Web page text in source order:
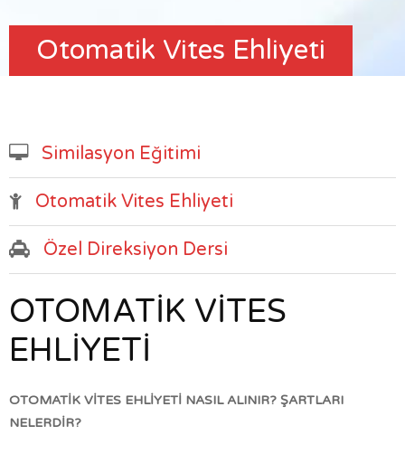
Otomatik Vites Ehliyeti
Similasyon Eğitimi
Otomatik Vites Ehliyeti
Özel Direksiyon Dersi
OTOMATIK VITES
EHLIYETI
OTOMATİK VİTES EHLİYETİ NASIL ALINIR? ŞARTLARI
NELERDİR?